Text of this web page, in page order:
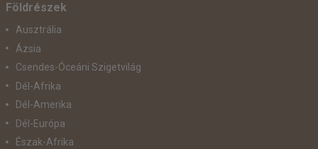
Földrészek
Ausztrália
Ázsia
Csendes-Óceáni Szigetvilág
Dél-Afrika
Dél-Amerika
Dél-Európa
Észak-Afrika